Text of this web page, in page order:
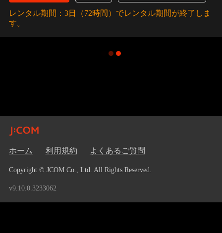
レンタル期間：3日（72時間）でレンタル期間が終了しま
す。
ホーム 利用規約 よくあるご質問
Copyright © JCOM Co., Ltd. All Rights Reserved.
v9.10.0.3233062